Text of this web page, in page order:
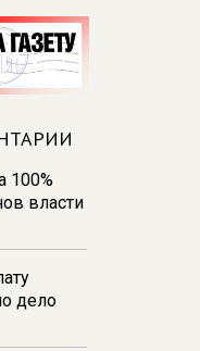
сад»
100%
власти
дело